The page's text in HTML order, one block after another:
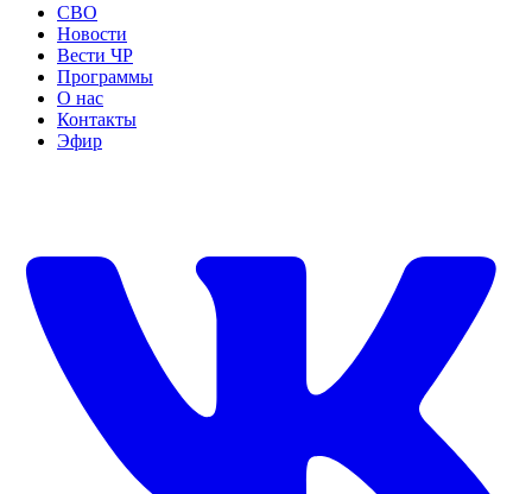
СВО
Новости
Вести ЧР
Программы
О нас
Контакты
Эфир